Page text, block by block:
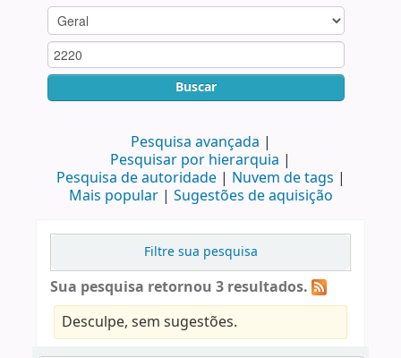
Buscar
Pesquisa avançada
Pesquisar por hierarquia
Pesquisa de autoridade
Nuvem de tags
Mais popular
Sugestões de aquisição
Filtre sua pesquisa
Sua pesquisa retornou 3 resultados.
Desculpe, sem sugestões.